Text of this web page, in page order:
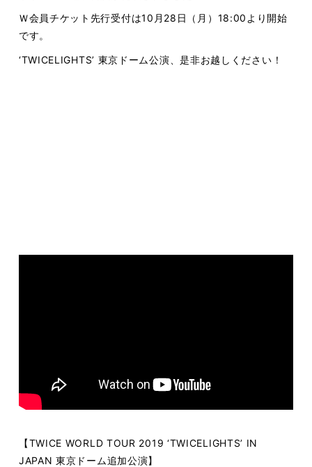
Ｗ会員チケット先行受付は10月28日（月）18:00より開始
です。
‘TWICELIGHTS’ 東京ドーム公演、是非お越しください！
【TWICE WORLD TOUR 2019 ‘TWICELIGHTS’ IN
JAPAN 東京ドーム追加公演】